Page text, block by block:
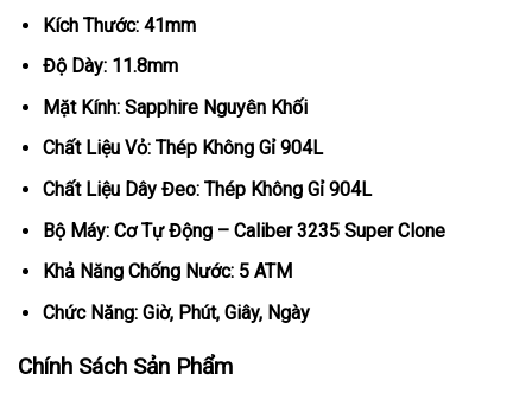
Kích Thước: 41mm
Độ Dày: 11.8mm
Mặt Kính: Sapphire Nguyên Khối
Chất Liệu Vỏ: Thép Không Gỉ 904L
Chất Liệu Dây Đeo: Thép Không Gỉ 904L
Bộ Máy: Cơ Tự Động – Caliber 3235 Super Clone
Khả Năng Chống Nước: 5 ATM
Chức Năng: Giờ, Phút, Giây, Ngày
Chính Sách Sản Phẩm